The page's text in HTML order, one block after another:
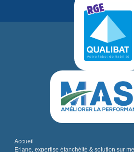
Accueil
Eriane, expertise étanchéité & solution sur